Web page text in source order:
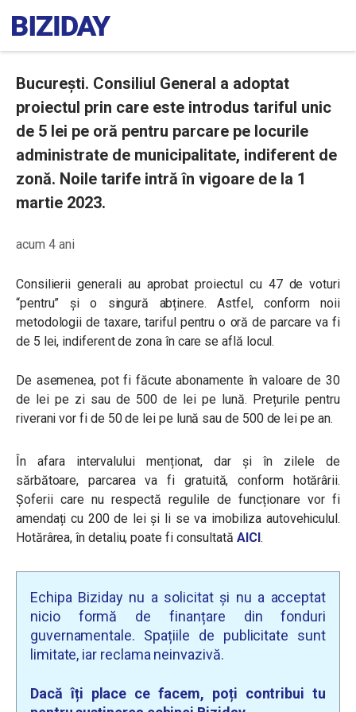
București. Consiliul General a adoptat
proiectul prin care este introdus tariful unic
de 5 lei pe oră pentru parcare pe locurile
administrate de municipalitate, indiferent de
zonă. Noile tarife intră în vigoare de la 1
martie 2023.
acum 4 ani
Consilierii generali au aprobat proiectul cu 47 de voturi
“pentru” și o singură abținere. Astfel, conform noii
metodologii de taxare, tariful pentru o oră de parcare va fi
de 5 lei, indiferent de zona în care se află locul.
De asemenea, pot fi făcute abonamente în valoare de 30
de lei pe zi sau de 500 de lei pe lună. Prețurile pentru
riverani vor fi de 50 de lei pe lună sau de 500 de lei pe an.
În afara intervalului menționat, dar și în zilele de
sărbătoare, parcarea va fi gratuită, conform hotărârii.
Șoferii care nu respectă regulile de funcționare vor fi
amendați cu 200 de lei și li se va imobiliza autovehiculul.
Hotărârea, în detaliu, poate fi consultată AICI.
Echipa Biziday nu a solicitat și nu a acceptat
nicio formă de finanțare din fonduri
guvernamentale. Spațiile de publicitate sunt
limitate, iar reclama neinvazivă.
Dacă îți place ce facem, poți contribui tu